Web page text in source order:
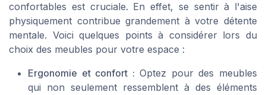
confortables est cruciale. En effet, se sentir à l'aise
physiquement contribue grandement à votre détente
mentale. Voici quelques points à considérer lors du
choix des meubles pour votre espace :
Ergonomie et confort : Optez pour des meubles
qui non seulement ressemblent à des éléments